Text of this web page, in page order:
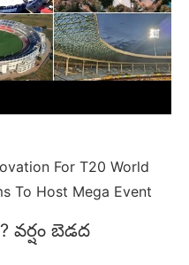
For T20 World
To Host Mega Event
బెడద